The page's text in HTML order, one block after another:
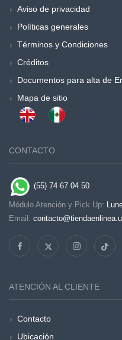
Aviso de privacidad
Políticas generales
Términos y Condiciones
Créditos
Documentos para alta de
Mapa de sitio
CONTACTO
(55) 74 67 04 50
Módulo Atención y Pick Up:
Email:
ATENCIÓN AL CLIENTE
Contacto
Ubicación